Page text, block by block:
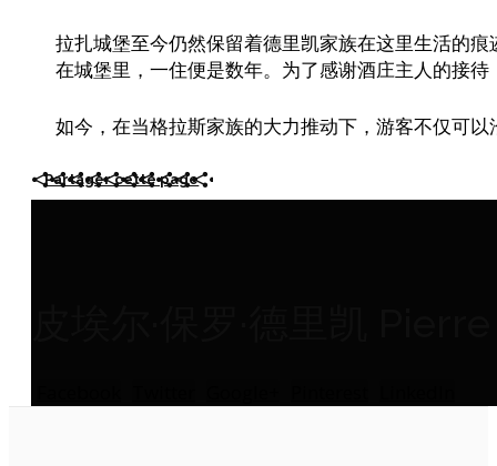
拉扎城堡至今仍然保留着德里凯家族在这里生活的
在城堡里，一住便是数年。为了感谢酒庄主人的接
如今，在当格拉斯家族的大力推动下，游客不仅可
Partager cette page